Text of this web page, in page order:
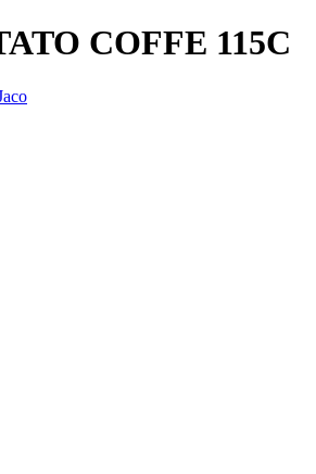
COFFE 115C